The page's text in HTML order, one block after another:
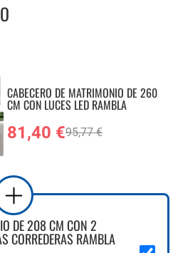
CABECERO DE MATRIMONIO DE 260
CM CON LUCES LED RAMBLA
81,40 €95,77 €
DE 208 CM CON 2
CORREDERAS RAMBLA